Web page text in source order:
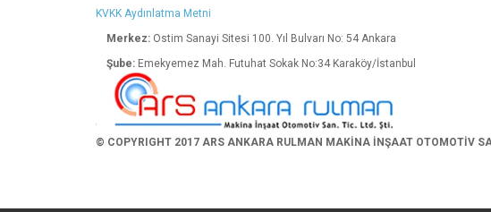
KVKK Aydınlatma Metni
Merkez: Ostim Sanayi Sitesi 100. Yıl Bulvarı No: 54
Şube: Emekyemez Mah. Futuhat Sokak No:34 Karaköy/
© COPYRIGHT 2017 ARS ANKARA RULMAN MAKİNA İNŞAAT OTOMOTİV